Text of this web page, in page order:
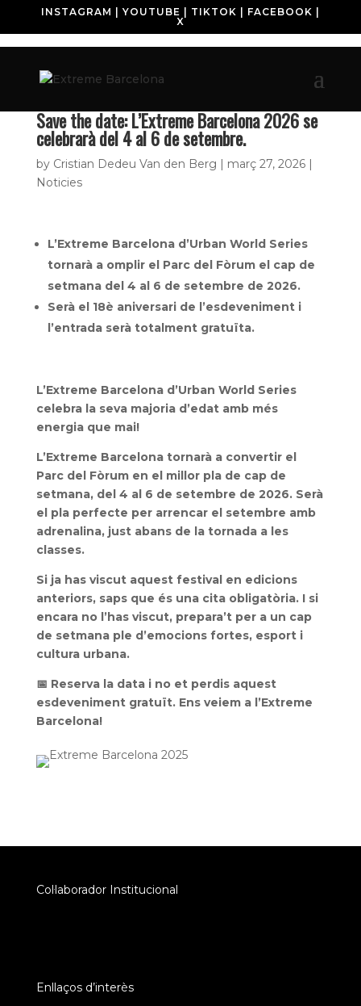
INSTAGRAM YOUTUBE TIKTOK FACEBOOK
X
Save the date: L’Extreme Barcelona 2026 se
celebrarà del 4 al 6 de setembre.
by Cristian Dedeu Van den Berg | març 27, 2026|
Noticies
L’Extreme Barcelona d’Urban World Series
tornarà a omplir el Parc del Fòrum el cap de
setmana del 4 al 6 de setembre de 2026.
Serà el 18è aniversari de l’esdeveniment i
l’entrada serà totalment gratuïta.
L’Extreme Barcelona d’Urban World Series
celebra la seva majoria d’edat amb més
energia que mai!
L’Extreme Barcelona tornarà a convertir el
Parc del Fòrum en el millor pla de cap de
setmana, del 4 al 6 de setembre de 2026. Serà
el pla perfecte per arrencar el setembre amb
adrenalina, just abans de la tornada a les
classes.
Si ja has viscut aquest festival en edicions
anteriors, saps que és una cita obligatòria. I si
encara no l’has viscut, prepara’t per a un cap
de setmana ple d’emocions fortes, esport i
cultura urbana.
📅 Reserva la data i no et perdis aquest
esdeveniment gratuït. Ens veiem a l’Extreme
Barcelona!
Col·laborador Institucional
Enllaços d’interès